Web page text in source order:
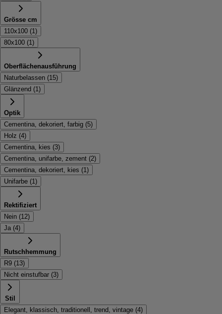
Grösse cm
110x100 (1)
80x100 (1)
Oberflächenausführung
Naturbelassen (15)
Glänzend (1)
Optik
Cementina, dekoriert, farbig (5)
Holz (4)
Cementina, kies (3)
Cementina, unifarbe, zement (2)
Cementina, dekoriert, kies (1)
Unifarbe (1)
Rektifiziert
Nein (12)
Ja (4)
Rutschhemmung
R9 (13)
Nicht einstufbar (3)
Stil
Elegant, klassisch, traditionell, trend, vintage (4)